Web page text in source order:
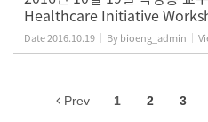
Healthcare Initiative
Date2016.10.19 Bybioeng_admin
Prev 1 2 3